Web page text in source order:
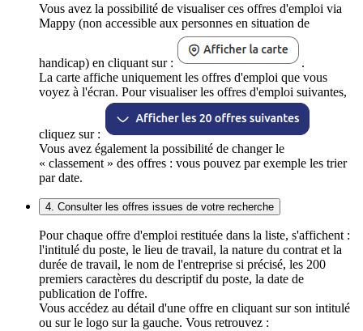
Vous avez la possibilité de visualiser ces offres d'emploi via
Mappy (non accessible aux personnes en situation de
handicap) en cliquant sur :
.
La carte affiche uniquement les offres d'emploi que vous
voyez à l'écran. Pour visualiser les offres d'emploi suivantes,
cliquez sur :
Vous avez également la possibilité de changer le
« classement » des offres : vous pouvez par exemple les trier
par date.
4. Consulter les offres issues de votre recherche
Pour chaque offre d'emploi restituée dans la liste, s'affichent :
l'intitulé du poste, le lieu de travail, la nature du contrat et la
durée de travail, le nom de l'entreprise si précisé, les 200
premiers caractères du descriptif du poste, la date de
publication de l'offre.
Vous accédez au détail d'une offre en cliquant sur son intitulé
ou sur le logo sur la gauche. Vous retrouvez :